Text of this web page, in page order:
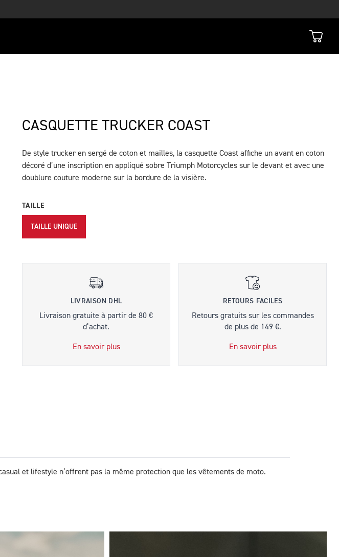
CASQUETTE TRUCKER COAST
DESCRIPTION
De style trucker en sergé de coton et mailles, la casquette Coast affiche un avant en coton
décoré d’une inscription en appliqué sobre Triumph Motorcycles sur le devant et avec une
doublure couture moderne sur la bordure de la visière.
TAILLE
TAILLE UNIQUE
LIVRAISON DHL
Livraison gratuite à partir de 80 €
d’achat.
En savoir plus
RETOURS FACILES
Retours gratuits sur les commandes
de plus de 149 €.
En savoir plus
et lifestyle n’offrent pas la même protection que les vêtements de moto.